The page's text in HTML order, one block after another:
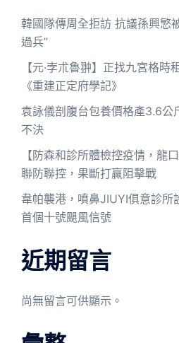
韓國隊傳周全拒訪 抗議孫興慜
過兵”
【元·孛朮魯翀】正找九宮格時
《重建正定府學記》
袁詠儀剖腹台包養價格產3.6公
不決
【防森和診所體檢控疫情，龍
聯防聯控，果斷打贏阻擊戰
韋帕襲港，噴鼻JIUYI俱意診所
首個十號颶風信號
近期留言
尚無留言可供顯示。